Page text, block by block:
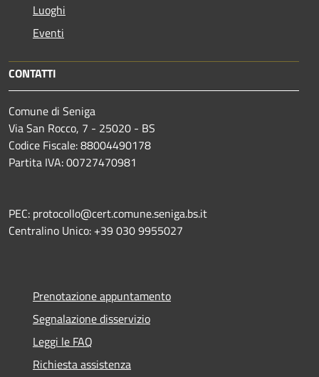
Luoghi
Eventi
CONTATTI
Comune di Seniga
Via San Rocco, 7 - 25020 - BS
Codice Fiscale: 88004490178
Partita IVA: 00727470981
PEC: protocollo@cert.comune.seniga.bs.it
Centralino Unico: +39 030 9955027
Prenotazione appuntamento
Segnalazione disservizio
Leggi le FAQ
Richiesta assistenza